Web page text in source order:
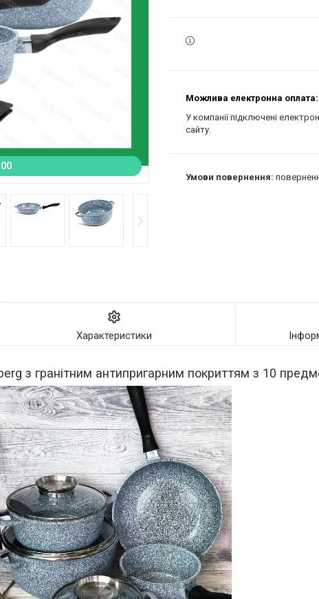
00
У компанії підключені
сайту.
Характеристики
з гранітним антипригарним покриттям з 10